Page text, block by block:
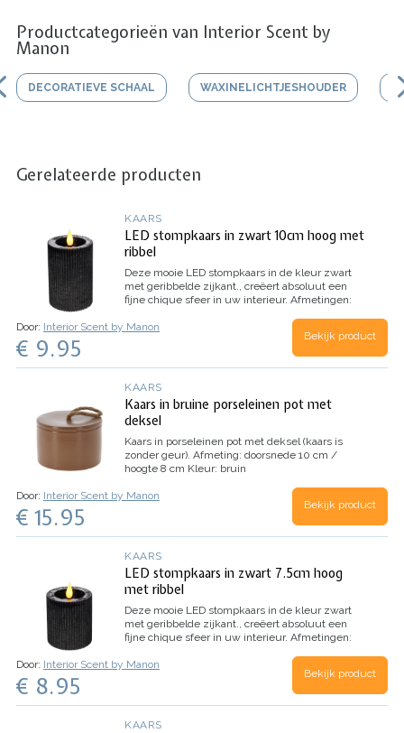
Productcategorieën van Interior Scent by
Manon
DECORATIEVE SCHAAL WAXINELICHTJESHOUDER
Gerelateerde producten
KAARS
LED stompkaars in zwart 10cm hoog met
ribbel
Deze mooie LED stompkaars in de kleur zwart
met geribbelde zijkant., creëert absoluut een
fijne chique sfeer in uw interieur. Afmetingen:
Door: Interior Scent by Manon
€ 9.95 Bekijk product
KAARS
Kaars in bruine porseleinen pot met
deksel
Kaars in porseleinen pot met deksel (kaars is
zonder geur). Afmeting: doorsnede 10 cm /
hoogte 8 cm Kleur: bruin
Door: Interior Scent by Manon
€ 15.95 Bekijk product
KAARS
LED stompkaars in zwart 7.5cm hoog
met ribbel
Deze mooie LED stompkaars in de kleur zwart
met geribbelde zijkant., creëert absoluut een
fijne chique sfeer in uw interieur. Afmetingen:
Door: Interior Scent by Manon
€ 8.95 Bekijk product
KAARS